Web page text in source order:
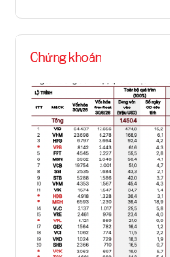
Chứng khoán